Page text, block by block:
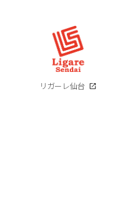
リガーレ仙台 open_in_new